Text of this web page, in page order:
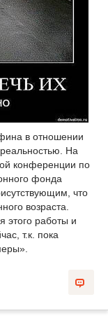
в отношении
На
конференции по
фонда
что
возраста.
этого работы и
т.к. пока